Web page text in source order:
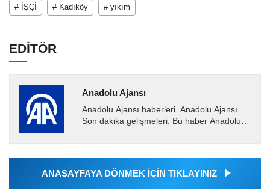
# İŞÇİ # Kadıköy # yıkım
EDİTÖR
Anadolu Ajansı
Anadolu Ajansı haberleri. Anadolu Ajansı
Son dakika gelişmeleri. Bu haber Anadolu
Ajansı tarafından...
ANASAYFAYA DÖNMEK İÇİN TIKLAYINIZ